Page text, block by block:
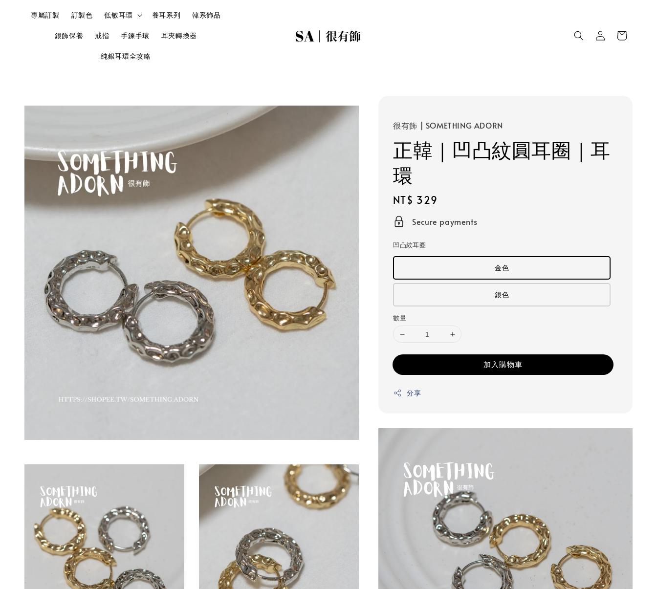
專屬訂製 訂製色 低敏耳環 養耳系列 韓系飾品
銀飾保養 戒指 手鍊手環 耳夾轉換器
純銀耳環全攻略
很有飾 | SOMETHING ADORN
正韓｜凹凸紋圓耳圈｜耳
環
Regular
price
NT$ 329
Secure payments
凹凸紋耳圈
金色
銀色
數量
加入購物車
分享